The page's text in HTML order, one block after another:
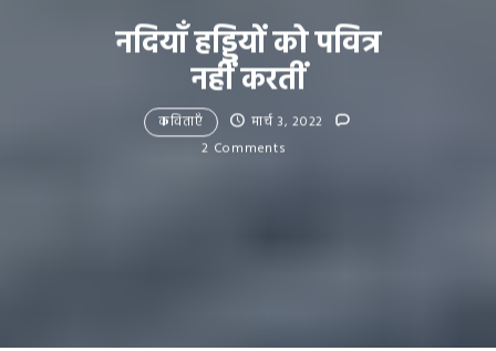
नदियाँ हड्डियों को पवित्र
नहीं करतीं
कविताएँ
मार्च 3, 2022
2 Comments